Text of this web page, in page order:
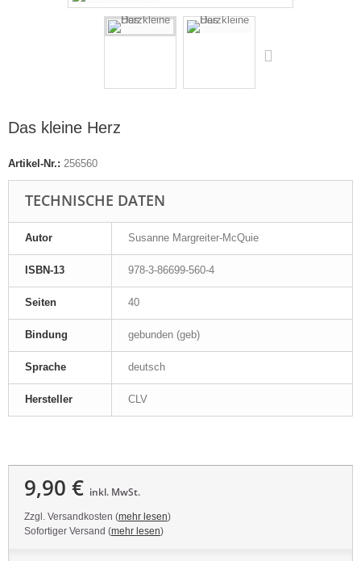
Das kleine Herz
Artikel-Nr.: 256560
TECHNISCHE DATEN
Autor Susanne Margreiter-McQuie
ISBN-13 978-3-86699-560-4
Seiten 40
Bindung gebunden (geb)
Sprache deutsch
Hersteller CLV
9,90 € inkl. MwSt.
Zzgl. Versandkosten (mehr lesen)
Sofortiger Versand (mehr lesen)